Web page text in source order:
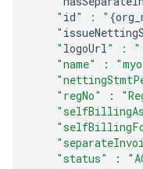
    "
id" : " {
    "
    "
logoUrl" : "
"name"
:
"regNo"
:
"status"
: